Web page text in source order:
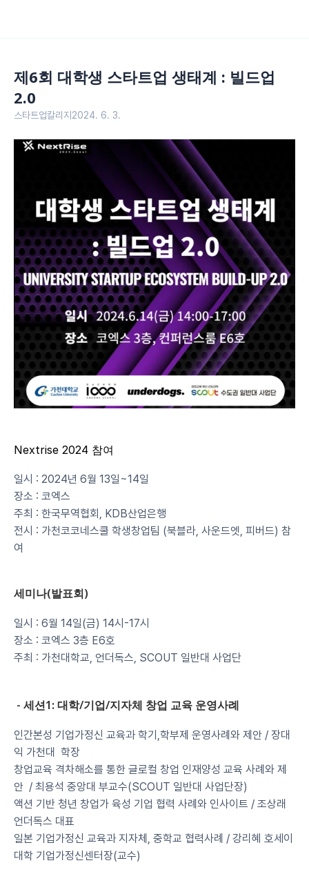
제6회 대학생 스타트업 생태계 : 빌드업
2.0
스타트업칼리지 2024. 6. 3.
Nextrise 2024 참여
일시 : 2024년 6월 13일~14일
장소 : 코엑스
주최 : 한국무역협회, KDB산업은행
전시 : 가천코코네스쿨 학생창업팀 (북블라, 사운드엣, 피버드) 참
여
세미나(발표회)
일시 : 6월 14일(금) 14시-17시
장소 : 코엑스 3층 E6호
주최 : 가천대학교, 언더독스, SCOUT 일반대 사업단
- 세션1: 대학/기업/지자체 창업 교육 운영사례
인간본성 기업가정신 교육과 학기,학부제 운영사례와 제안 / 장대
익 가천대  학장
창업교육 격차해소를 통한 글로컬 창업 인재양성 교육 사례와 제
안  / 최용석 중앙대 부교수(SCOUT 일반대 사업단장)
액션 기반 청년 창업가 육성 기업 협력 사례와 인사이트 / 조상래
언더독스 대표
일본 기업가정신 교육과 지자체, 중학교 협력사례 / 강리혜 호세이
대학 기업가정신센터장(교수)